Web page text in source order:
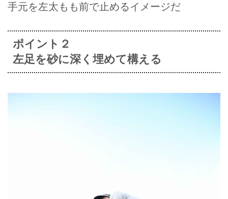
手元を左太もも前で止めるイメージだ
ポイント２
左足を砂に深く埋めて構える